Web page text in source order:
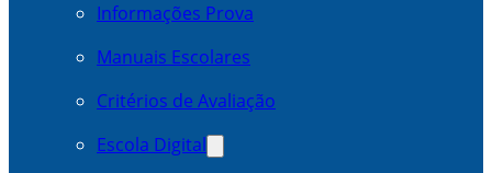
Informações Prova
Manuais Escolares
Critérios de Avaliação
Escola Digital